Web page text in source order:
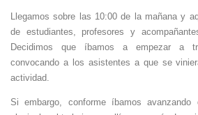
Llegamos sobre las 10:00 de la mañana y
de estudiantes, profesores y
Decidimos que íbamos a empezar a
convocando a los asistentes a que se
actividad.
Si embargo, conforme íbamos